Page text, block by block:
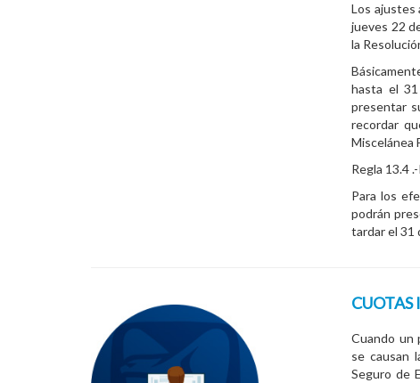
Los ajustes
jueves 22
la
hasta el
presentar
recordar
Miscelánea
Regla 13.4
Para los
podrán
tardar el 31
CUOTAS
Cuando un
se causan
Seguro de